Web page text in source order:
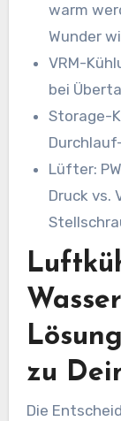
warm
Wunder
VRM-
bei
Storage-
Lüfter:
Druck vs.
zu
Die